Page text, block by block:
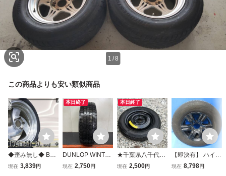
1 /8
この商品よりも安い類似商品
◆歪み無し◆ BOY
DS ボイド 17イン
現在 3,839円
本日終了
DUNLOP WINTE
R MAXX WM02 2
現在 2,750円
本日終了
★千葉県八千代市
【12インチ応急用
現在 2,500円
【即決有】 ハイラ
ックス GUN125 Z
現在 8,798円